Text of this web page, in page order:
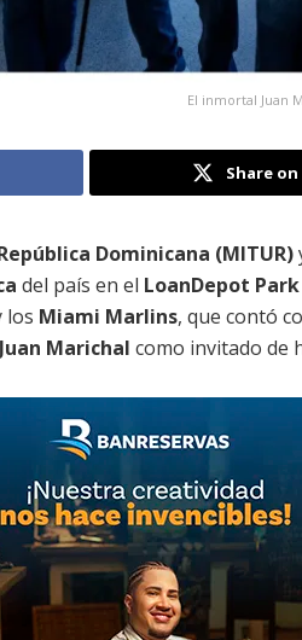
El inmortal Juan
Share
Dominicana (MITUR)
del país en el LoanDepot
los Miami Marlins, que contó
Juan Marichal como invitado de